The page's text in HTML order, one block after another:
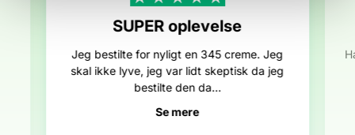
SUPER oplevelse
Jeg bestilte for nyligt en 345 creme. Jeg
skal ikke lyve, jeg var lidt skeptisk da jeg
bestilte den da...
Se mere